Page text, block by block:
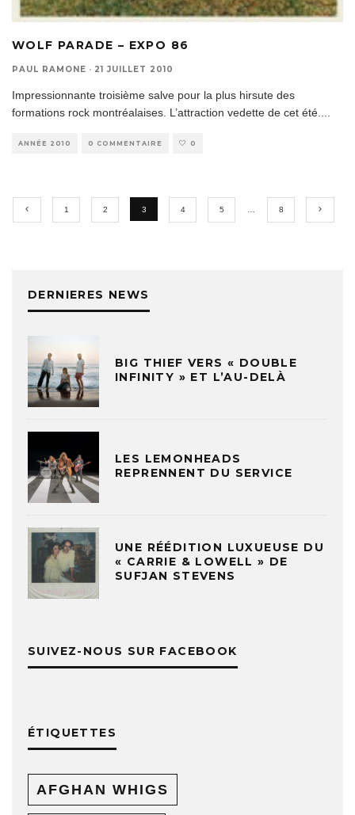
WOLF PARADE – EXPO 86
PAUL RAMONE · 21 JUILLET 2010
Impressionnante troisième salve pour la plus hirsute des
formations rock montréalaises. L’attraction vedette de cet été.
ANNÉE 2010 0 COMMENTAIRE 0
1 2 3 4 5 8
DERNIERES NEWS
BIG THIEF VERS « DOUBLE
INFINITY » ET L’AU-DELÀ
LES LEMONHEADS
REPRENNENT DU SERVICE
UNE RÉÉDITION LUXUEUSE DU
« CARRIE & LOWELL » DE
SUFJAN STEVENS
SUIVEZ-NOUS SUR FACEBOOK
ÉTIQUETTES
AFGHAN WHIGS